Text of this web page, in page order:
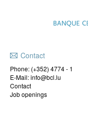
Contact
Phone: (+352) 4774 - 1
E-Mail: info@bcl.lu
Contact
Job openings